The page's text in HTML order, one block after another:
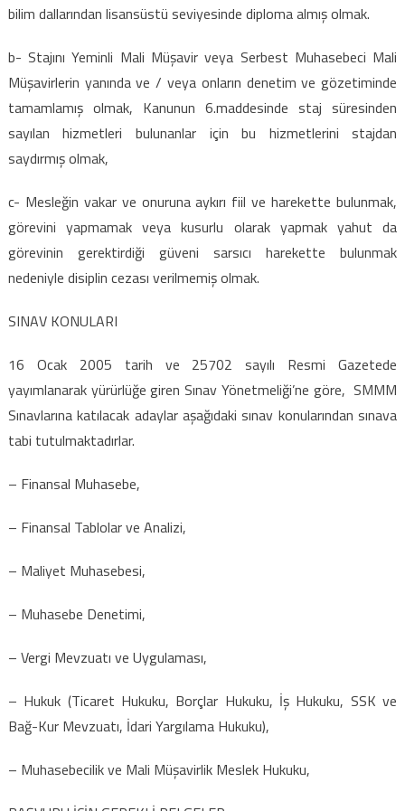
bilim dallarından lisansüstü seviyesinde diploma almış olmak.
b- Stajını Yeminli Mali Müşavir veya Serbest Muhasebeci Mali
Müşavirlerin yanında ve / veya onların denetim ve gözetiminde
tamamlamış olmak, Kanunun 6.maddesinde staj süresinden
sayılan hizmetleri bulunanlar için bu hizmetlerini stajdan
saydırmış olmak,
c- Mesleğin vakar ve onuruna aykırı fiil ve harekette bulunmak,
görevini yapmamak veya kusurlu olarak yapmak yahut da
görevinin gerektirdiği güveni sarsıcı harekette bulunmak
nedeniyle disiplin cezası verilmemiş olmak.
SINAV KONULARI
16 Ocak 2005 tarih ve 25702 sayılı Resmi Gazetede
yayımlanarak yürürlüğe giren Sınav Yönetmeliği’ne göre, SMMM
Sınavlarına katılacak adaylar aşağıdaki sınav konularından sınava
tabi tutulmaktadırlar.
– Finansal Muhasebe,
– Finansal Tablolar ve Analizi,
– Maliyet Muhasebesi,
– Muhasebe Denetimi,
– Vergi Mevzuatı ve Uygulaması,
– Hukuk (Ticaret Hukuku, Borçlar Hukuku, İş Hukuku, SSK ve
Bağ-Kur Mevzuatı, İdari Yargılama Hukuku),
– Muhasebecilik ve Mali Müşavirlik Meslek Hukuku,